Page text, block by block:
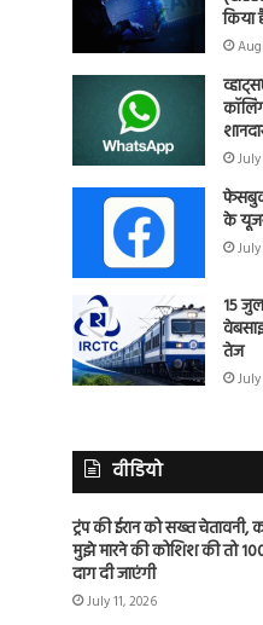
किया
फेसबुक
के
July
15
तेज
July
वीडियो
ट्रंप की ईरान को सख्त चेतावनी,
मुझे मारने की कोशिश की तो
दाग दी जाएंगी
July 11, 2026